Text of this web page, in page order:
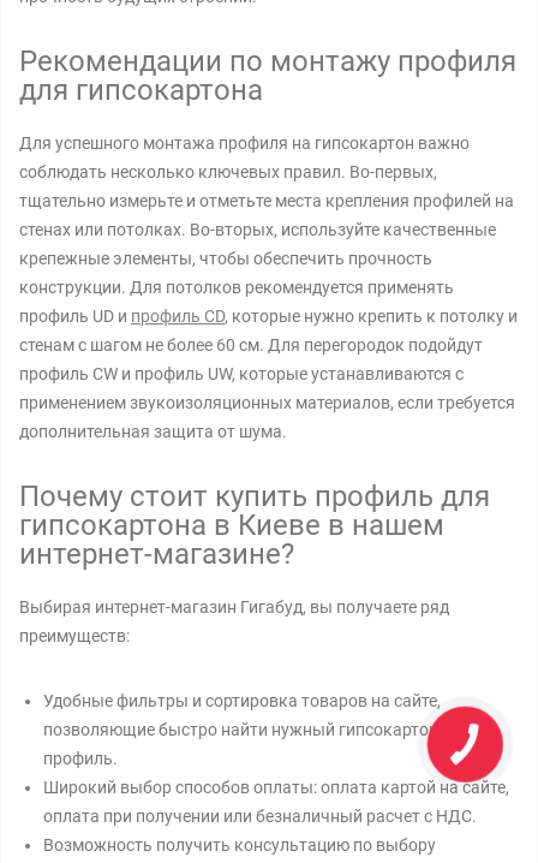
Рекомендации по монтажу профиля
для гипсокартона
Для успешного монтажа профиля на гипсокартон важно
соблюдать несколько ключевых правил. Во-первых,
тщательно измерьте и отметьте места крепления профилей на
стенах или потолках. Во-вторых, используйте качественные
крепежные элементы, чтобы обеспечить прочность
конструкции. Для потолков рекомендуется применять
профиль UD и профиль CD, которые нужно крепить к потолку и
стенам с шагом не более 60 см. Для перегородок подойдут
профиль CW и профиль UW, которые устанавливаются с
применением звукоизоляционных материалов, если требуется
дополнительная защита от шума.
Почему стоит купить профиль для
гипсокартона в Киеве в нашем
интернет-магазине?
Выбирая интернет-магазин Гигабуд, вы получаете ряд
преимуществ:
Удобные фильтры и сортировка товаров на сайте,
позволяющие быстро найти нужный гипсокартонный
профиль.
Широкий выбор способов оплаты: оплата картой на сайте,
оплата при получении или безналичный расчет с НДС.
Возможность получить консультацию по выбору